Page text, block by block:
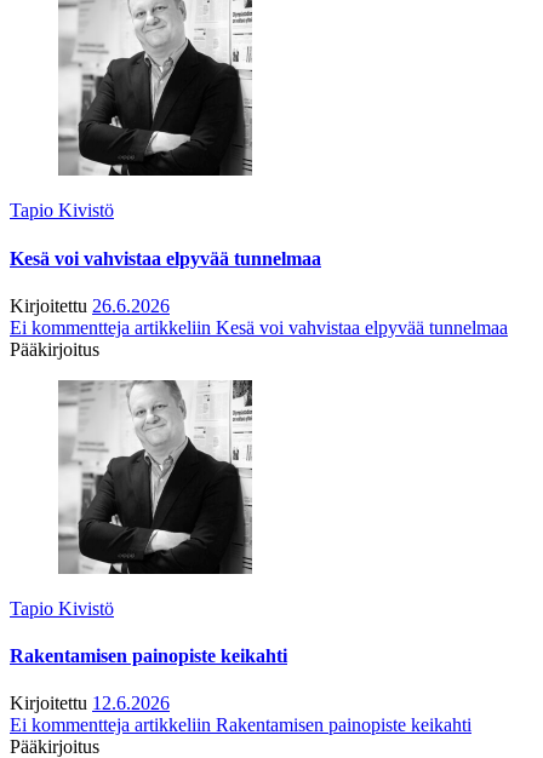
Tapio Kivistö
Kesä voi vahvistaa elpyvää tunnelmaa
Kirjoitettu 26.6.2026
Ei kommentteja artikkeliin Kesä voi vahvistaa elpyvää tunnelmaa
Pääkirjoitus
Tapio Kivistö
Rakentamisen painopiste keikahti
Kirjoitettu 12.6.2026
Ei kommentteja artikkeliin Rakentamisen painopiste keikahti
Pääkirjoitus